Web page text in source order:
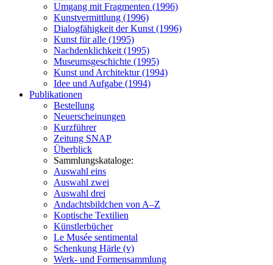
Umgang mit Fragmenten (1996)
Kunstvermittlung (1996)
Dialogfähigkeit der Kunst (1996)
Kunst für alle (1995)
Nachdenklichkeit (1995)
Museumsgeschichte (1995)
Kunst und Architektur (1994)
Idee und Aufgabe (1994)
Publikationen
Bestellung
Neuerscheinungen
Kurzführer
Zeitung SNAP
Überblick
Sammlungskataloge:
Auswahl eins
Auswahl zwei
Auswahl drei
Andachtsbildchen von A–Z
Koptische Textilien
Künstlerbücher
Le Musée sentimental
Schenkung Härle (v)
Werk- und Formensammlung